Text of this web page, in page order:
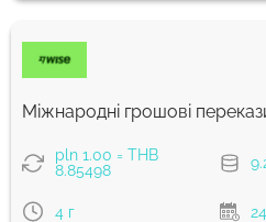
THB
Комісія Strumok, завжди 0%
Міжнародні грошові
pln 1.00 = THB
8.85498
4 г